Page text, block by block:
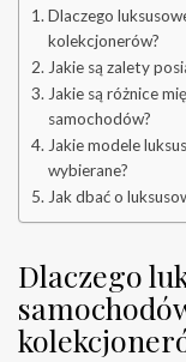
Dlaczego
kolekcjonerów?
Jakie są zalety
Jakie są różnice
samochodów?
Jakie modele
wybierane?
Jak dbać o
Dlaczego